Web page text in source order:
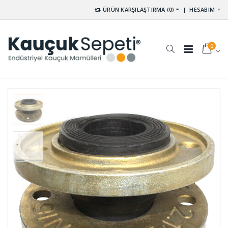
ÜRÜN KARŞILAŞTIRMA (0) |HESABIM
0
Kompansatör
Saclı